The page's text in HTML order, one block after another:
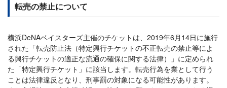
転売の禁止について
横浜DeNAベイスターズ主催のチケットは、2019年6月14日に施行
された「転売防止法（特定興行チケットの不正転売の禁止等によ
る興行チケットの適正な流通の確保に関する法律）」に定められ
た「特定興行チケット」に該当します。転売行為を業として行う
ことは法律違反となり、刑事罰の対象になる可能性があります。